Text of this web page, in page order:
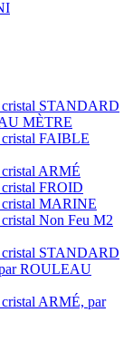
cristal STANDARD
MÈTRE
cristal FAIBLE
cristal ARMÉ
cristal FROID
cristal MARINE
Non Feu M2
cristal STANDARD
ROULEAU
cristal ARMÉ, par